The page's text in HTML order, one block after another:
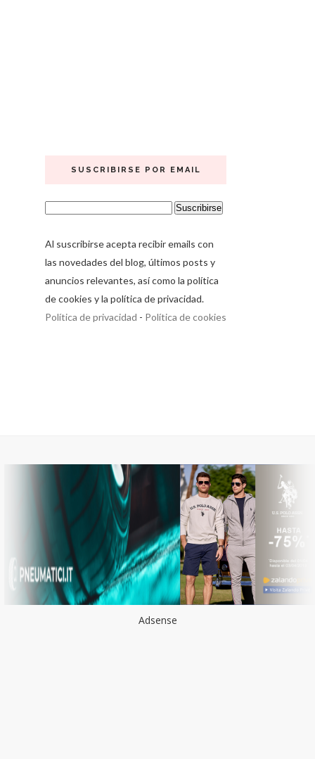
SUSCRIBIRSE POR EMAIL
Al suscribirse acepta recibir emails con
las novedades del blog, últimos posts y
anuncios relevantes, así como la política
de cookies y la política de privacidad.
Política de privacidad - Política de cookies
Adsense